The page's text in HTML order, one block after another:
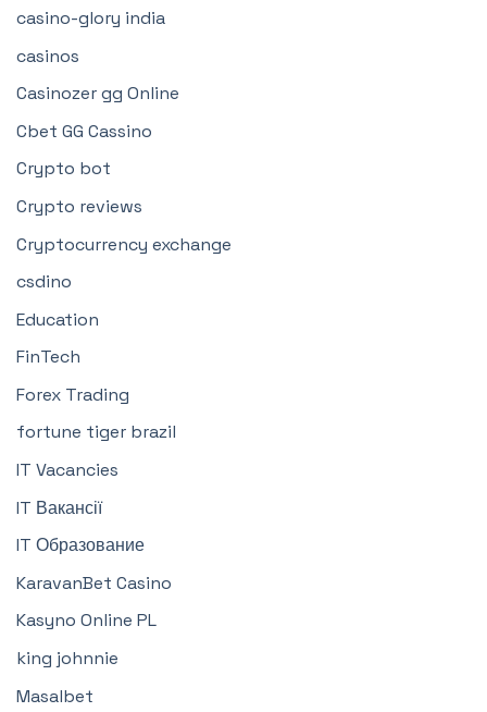
casino-glory india
casinos
Casinozer gg Online
Cbet GG Cassino
Crypto bot
Crypto reviews
Cryptocurrency exchange
csdino
Education
FinTech
Forex Trading
fortune tiger brazil
IT Vacancies
IT Вакансії
IT Образование
KaravanBet Casino
Kasyno Online PL
king johnnie
Masalbet